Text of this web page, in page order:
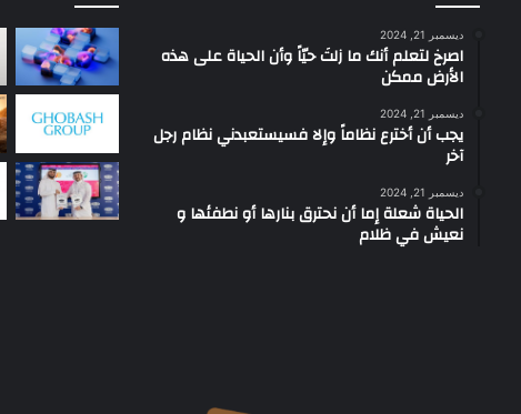
ديسمبر 21, 2024
‫اصرخ لتعلم أنك ما زلتَ حيّاً وأن الحياة على هذه
الأرض ممكن
ديسمبر 21, 2024
يجب أن أخترع نظاماً وإلا فسيستعبدني نظام رجل
آخر
ديسمبر 21, 2024
الحياة شعلة إما أن نحترق بنارها أو نطفئها و
نعيش في ظلام